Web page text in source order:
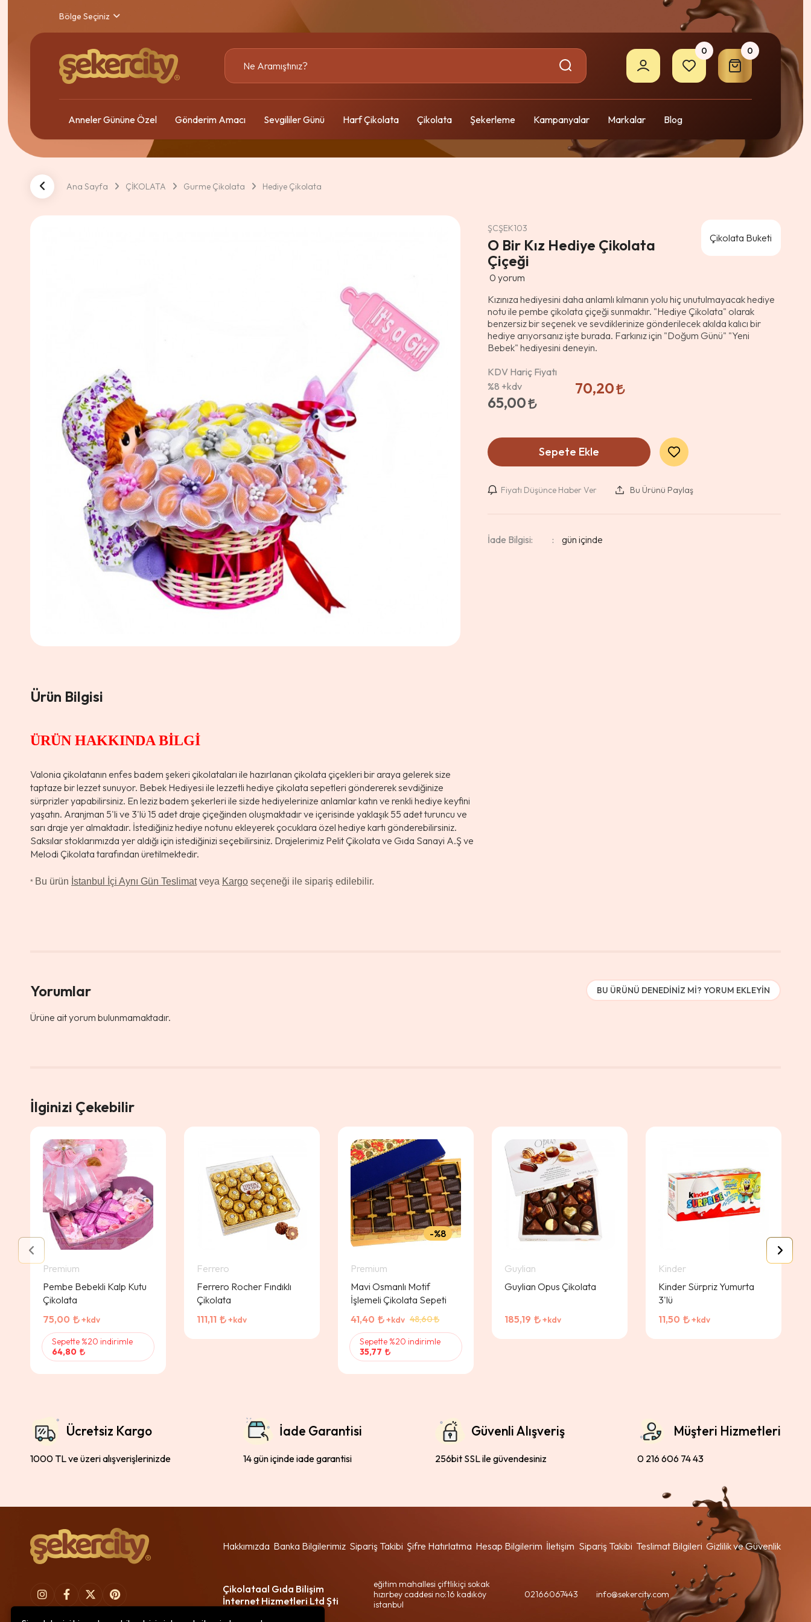
Bölge Seçiniz
0 0
Anneler Gününe Özel Gönderim Amacı Sevgililer Günü Harf Çikolata Çikolata Şekerleme Kampanyalar Markalar Blog
Ana Sayfa ÇİKOLATA Gurme Çikolata Hediye Çikolata
ŞCŞEK103
O Bir Kız Hediye Çikolata
Çiçeği
0 yorum
Çikolata Buketi
Kızınıza hediyesini daha anlamlı kılmanın yolu hiç unutulmayacak hediye
notu ile pembe çikolata çiçeği sunmaktır. "Hediye Çikolata" olarak
benzersiz bir seçenek ve sevdiklerinize gönderilecek akılda kalıcı bir
hediye arıyorsanız işte burada. Farkınız için "Doğum Günü" "Yeni
Bebek" hediyesini deneyin.
KDV Hariç Fiyatı
%8 +kdv
65,00
70,20
Sepete Ekle
Fiyatı Düşünce Haber Ver Bu Ürünü Paylaş
İade Bilgisi:
Ürün Bilgisi
ÜRÜN HAKKINDA BİLGİ
Valonia çikolatanın enfes badem şekeri çikolataları ile hazırlanan çikolata çiçekleri bir araya gelerek size
taptaze bir lezzet sunuyor. Bebek Hediyesi ile lezzetli hediye çikolata sepetleri göndererek sevdiğinize
sürprizler yapabilirsiniz. En leziz badem şekerleri ile sizde hediyelerinize anlamlar katın ve renkli hediye keyfini
yaşatın. Aranjman 5'li ve 3'lü 15 adet draje çiçeğinden oluşmaktadır ve içerisinde yaklaşık 55 adet turuncu ve
sarı draje yer almaktadır. İstediğiniz hediye notunu ekleyerek çocuklara özel hediye kartı gönderebilirsiniz.
Saksılar stoklarımızda yer aldığı için istediğinizi seçebilirsiniz. Drajelerimiz Pelit Çikolata ve Gıda Sanayi A.Ş ve
Melodi Çikolata tarafından üretilmektedir.
* Bu ürün İstanbul İçi Aynı Gün Teslimatveya Kargo seçeneği ile sipariş edilebilir.
Yorumlar BU ÜRÜNÜ DENEDINIZ MI? YORUM EKLEYIN
Ürüne ait yorum bulunmamaktadır.
İlginizi Çekebilir
Premium
Pembe Bebekli Kalp Kutu
Çikolata
75,00
+kdv
Sepette %20 indirimle
64,80
Ferrero
Ferrero Rocher Fındıklı
Çikolata
111,11
+kdv
Premium
Mavi Osmanlı Motif
İşlemeli Çikolata Sepeti
41,40
+kdv 48,60
%8
Sepette %20 indirimle
35,77
Guylian
Guylian Opus Çikolata
185,19 +kdv
Kinder
Kinder Sürpriz Yumurta
3'lü
11,50
+kdv
Ücretsiz Kargo
1000 TL ve üzeri alışverişlerinizde
İade Garantisi
14 gün içinde iade garantisi
Güvenli Alışveriş
256bit SSL ile güvendesiniz
Müşteri Hizmetleri
0 216 606 74 43
Hakkımızda Banka Bilgilerimiz Sipariş Takibi Şifre Hatırlatma Hesap Bilgilerim İletişim Sipariş Takibi Teslimat Bilgileri Gizlilik ve Güvenlik
Çikolataal Gıda Bilişim
İnternet Hizmetleri Ltd Şti
eğitim mahallesi çiftlikiçi sokak
hızırbey caddesi no:16 kadıköy
istanbul
02166067443 info@sekercity.com